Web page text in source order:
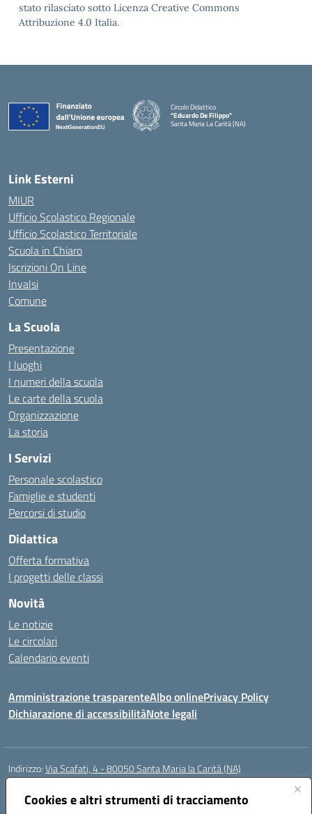
Cookies e altri strumenti di tracciamento
stato rilasciato sotto Licenza Creative Commons
Attribuzione 4.0 Italia.
Circolo Didattico
"Eduardo De Filippo"
Santa Maria La Carità (NA)
Link Esterni
MIUR
Ufficio Scolastico Regionale
Ufficio Scolastico Territoriale
Scuola in Chiaro
Iscrizioni On Line
Invalsi
Comune
La Scuola
Presentazione
I luoghi
I numeri della scuola
Le carte della scuola
Organizzazione
La storia
I Servizi
Personale scolastico
Famiglie e studenti
Percorsi di studio
Didattica
Offerta formativa
I progetti delle classi
Novità
Le notizie
Le circolari
Calendario eventi
Amministrazione trasparenteAlbo onlinePrivacy Policy
Dichiarazione di accessibilitàNote legali
Indirizzo:Via Scafati, 4 - 80050 Santa Maria la Carità (NA)
Centralino:
Posta elettronica certificata (PEC):NAEE21900T@pec.istruzione.it